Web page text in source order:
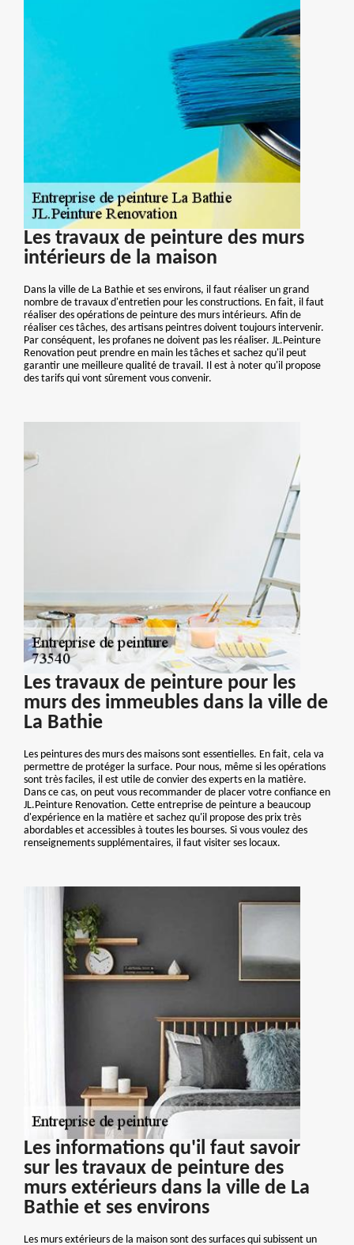
Les travaux de peinture des murs
intérieurs de la maison
Dans la ville de La Bathie et ses environs, il faut réaliser un grand
nombre de travaux d'entretien pour les constructions. En fait, il faut
réaliser des opérations de peinture des murs intérieurs. Afin de
réaliser ces tâches, des artisans peintres doivent toujours intervenir.
Par conséquent, les profanes ne doivent pas les réaliser. JL.Peinture
Renovation peut prendre en main les tâches et sachez qu'il peut
garantir une meilleure qualité de travail. Il est à noter qu'il propose
des tarifs qui vont sûrement vous convenir.
Les travaux de peinture pour les
murs des immeubles dans la ville de
La Bathie
Les peintures des murs des maisons sont essentielles. En fait, cela va
permettre de protéger la surface. Pour nous, même si les opérations
sont très faciles, il est utile de convier des experts en la matière.
Dans ce cas, on peut vous recommander de placer votre confiance en
JL.Peinture Renovation. Cette entreprise de peinture a beaucoup
d'expérience en la matière et sachez qu'il propose des prix très
abordables et accessibles à toutes les bourses. Si vous voulez des
renseignements supplémentaires, il faut visiter ses locaux.
Les informations qu'il faut savoir
sur les travaux de peinture des
murs extérieurs dans la ville de La
Bathie et ses environs
Les murs extérieurs de la maison sont des surfaces qui subissent un